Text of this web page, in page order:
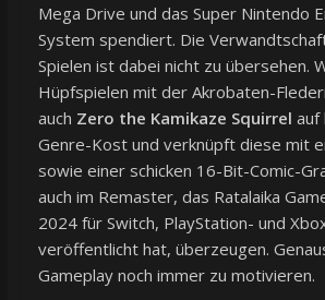
Mega Drive und das Super Nintendo
System spendiert. Die
Spielen ist dabei nicht zu übersehen.
Hüpfspielen mit der Akrobaten-
auch Zero the Kamikaze Squirrel auf
Genre-Kost und verknüpft diese mit
sowie einer schicken 16-Bit-Comic-
auch im Remaster, das Ratalaika
2024 für Switch, PlayStation- und
veröffentlicht hat, überzeugen.
Gameplay noch immer zu motivieren.